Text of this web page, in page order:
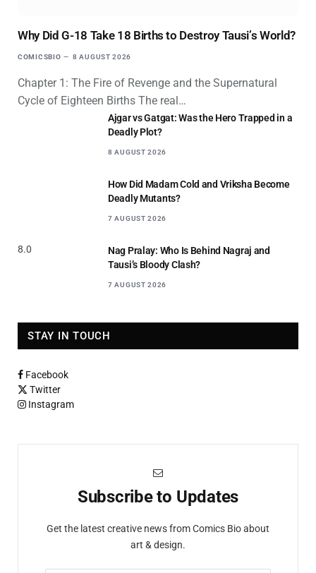
Why Did G-18 Take 18 Births to Destroy Tausi’s World?
COMICSBIO 8 AUGUST 2026
Chapter 1: The Fire of Revenge and the Supernatural
Cycle of Eighteen Births The real…
Ajgar vs Gatgat: Was the Hero Trapped in a
Deadly Plot?
8 AUGUST 2026
How Did Madam Cold and Vriksha Become
Deadly Mutants?
7 AUGUST 2026
8.0
Nag Pralay: Who Is Behind Nagraj and
Tausi’s Bloody Clash?
7 AUGUST 2026
STAY IN TOUCH
Facebook
Twitter
Instagram
Subscribe to Updates
Get the latest creative news from Comics Bio about
art & design.